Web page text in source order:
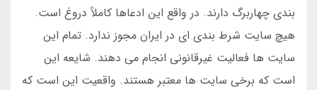
بندی چهاربرگ دارند. در واقع این ادعاها کاملاً دروغ است.
هیچ سایت شرط بندی ای در ایران مجوز ندارد. تمام این
سایت ها فعالیت غیرقانونی انجام می دهند. شایعه این
است که برخی سایت ها معتبر هستند. واقعیت این است که